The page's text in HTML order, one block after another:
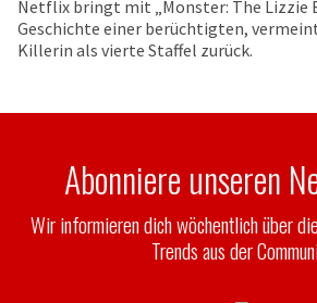
Netflix bringt mit „Monster: The Lizzie
Geschichte einer berüchtigten,
Killerin als vierte Staffel zurück.
Abonniere unseren
Wir informieren dich wöchentlich über
Trends aus der